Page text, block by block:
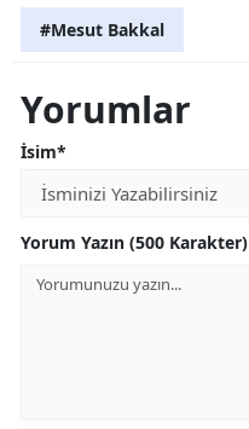
#Mesut Bakkal
Yorumlar
İsim*
Yorum Yazın (500 Karakter)